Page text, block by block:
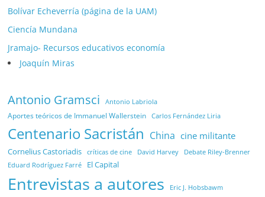
Bolívar Echeverría (página de la UAM)
Ciencía Mundana
Jramajo- Recursos educativos economía
Joaquín Miras
Antonio Gramsci Antonio Labriola
Aportes teóricos de Immanuel Wallerstein Carlos Fernández Liria
Centenario Sacristán China cine militante
Cornelius Castoriadis críticas de cine David Harvey Debate Riley-Brenner
Eduard Rodríguez Farré El Capital
Entrevistas a autores Eric J. Hobsbawm